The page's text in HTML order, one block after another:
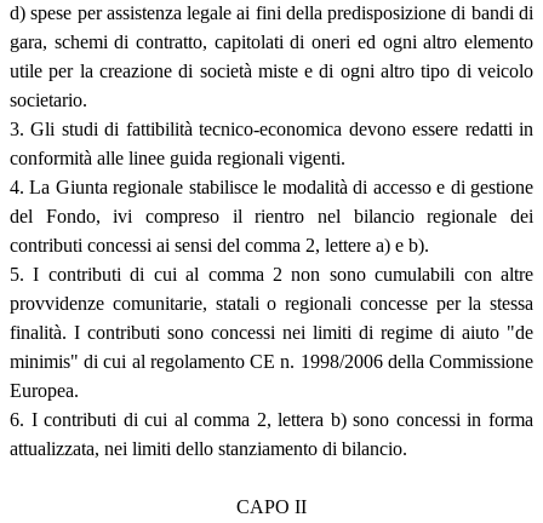
d) spese per assistenza legale ai fini della predisposizione di bandi di
gara, schemi di contratto, capitolati di oneri ed ogni altro elemento
utile per la creazione di società miste e di ogni altro tipo di veicolo
societario.
3. Gli studi di fattibilità tecnico-economica devono essere redatti in
conformità alle linee guida regionali vigenti.
4. La Giunta regionale stabilisce le modalità di accesso e di gestione
del Fondo, ivi compreso il rientro nel bilancio regionale dei
contributi concessi ai sensi del comma 2, lettere a) e b).
5. I contributi di cui al comma 2 non sono cumulabili con altre
provvidenze comunitarie, statali o regionali concesse per la stessa
finalità. I contributi sono concessi nei limiti di regime di aiuto "de
minimis" di cui al regolamento CE n. 1998/2006 della Commissione
Europea.
6. I contributi di cui al comma 2, lettera b) sono concessi in forma
attualizzata, nei limiti dello stanziamento di bilancio.
CAPO II